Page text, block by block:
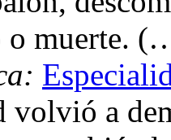
o muerte.
volvió a